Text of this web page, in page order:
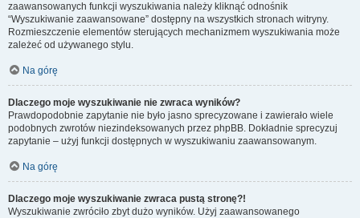
zaawansowanych funkcji wyszukiwania należy kliknąć odnośnik
“Wyszukiwanie zaawansowane” dostępny na wszystkich stronach witryny.
Rozmieszczenie elementów sterujących mechanizmem wyszukiwania może
zależeć od używanego stylu.
Na górę
Dlaczego moje wyszukiwanie nie zwraca wyników?
Prawdopodobnie zapytanie nie było jasno sprecyzowane i zawierało wiele
podobnych zwrotów niezindeksowanych przez phpBB. Dokładnie sprecyzuj
zapytanie – użyj funkcji dostępnych w wyszukiwaniu zaawansowanym.
Na górę
Dlaczego moje wyszukiwanie zwraca pustą stronę?!
Wyszukiwanie zwróciło zbyt dużo wyników. Użyj zaawansowanego